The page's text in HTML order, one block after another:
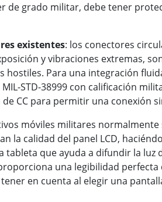
grado militar, debe tener
existentes: los conectores
y vibraciones extremas,
hostiles. Para una integración
STD-38999 con calificación
CC para permitir una conexión
móviles militares
la calidad del panel LCD,
que ayuda a difundir la
una legibilidad
en cuenta al elegir una